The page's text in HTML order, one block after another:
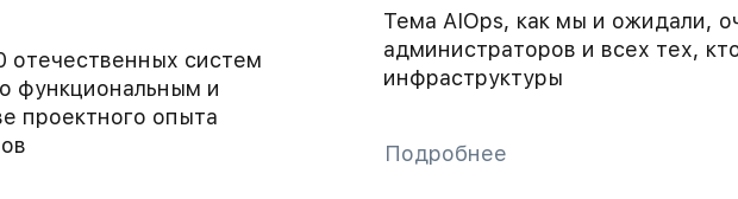
отечественных систем
функциональным и
проектного опыта
Тема AIOps, как мы и ожидали,
администраторов и всех тех,
инфраструктуры
Подробнее